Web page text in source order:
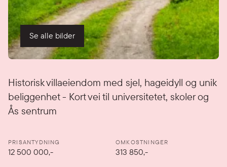
Se alle bilder
Historisk villaeiendom med sjel, hageidyll og unik
beliggenhet - Kort vei til universitetet, skoler og
Ås sentrum
Detaljer
PRISANTYDNING
12 500 000,-
OMKOSTNINGER
313 850,-